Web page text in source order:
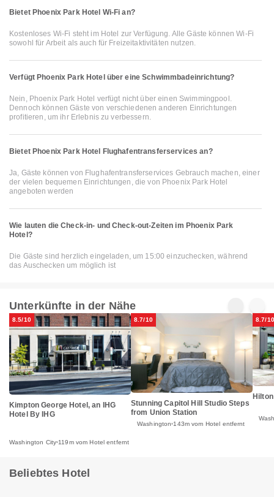
Bietet Phoenix Park Hotel Wi-Fi an?
Kostenloses Wi-Fi steht im Hotel zur Verfügung. Alle Gäste können Wi-Fi
sowohl für Arbeit als auch für Freizeitaktivitäten nutzen.
Verfügt Phoenix Park Hotel über eine Schwimmbadeinrichtung?
Nein, Phoenix Park Hotel verfügt nicht über einen Swimmingpool.
Dennoch können Gäste von verschiedenen anderen Einrichtungen
profitieren, um ihr Erlebnis zu verbessern.
Bietet Phoenix Park Hotel Flughafentransferservices an?
Ja, Gäste können von Flughafentransferservices Gebrauch machen, einer
der vielen bequemen Einrichtungen, die von Phoenix Park Hotel
angeboten werden
Wie lauten die Check-in- und Check-out-Zeiten im Phoenix Park
Hotel?
Die Gäste sind herzlich eingeladen, um 15:00 einzuchecken, während
das Auschecken um möglich ist
Unterkünfte in der Nähe
8.5/10
Kimpton George Hotel, an IHG
Hotel By IHG
Washington City 119m vom Hotel entfernt
8.7/10
Stunning Capitol Hill Studio Steps
from Union Station
Washington 143m vom Hotel entfernt
8.7/10
Beliebtes Hotel